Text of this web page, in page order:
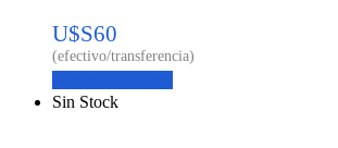
U$S60
Sin Stock